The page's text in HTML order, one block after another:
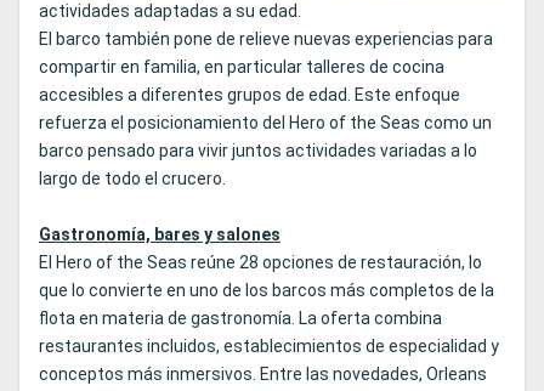
actividades adaptadas a su edad.
El barco también pone de relieve nuevas experiencias para
compartir en familia, en particular talleres de cocina
accesibles a diferentes grupos de edad. Este enfoque
refuerza el posicionamiento del Hero of the Seas como un
barco pensado para vivir juntos actividades variadas a lo
largo de todo el crucero.
Gastronomía, bares y salones
El Hero of the Seas reúne 28 opciones de restauración, lo
que lo convierte en uno de los barcos más completos de la
flota en materia de gastronomía. La oferta combina
restaurantes incluidos, establecimientos de especialidad y
conceptos más inmersivos. Entre las novedades, Orleans